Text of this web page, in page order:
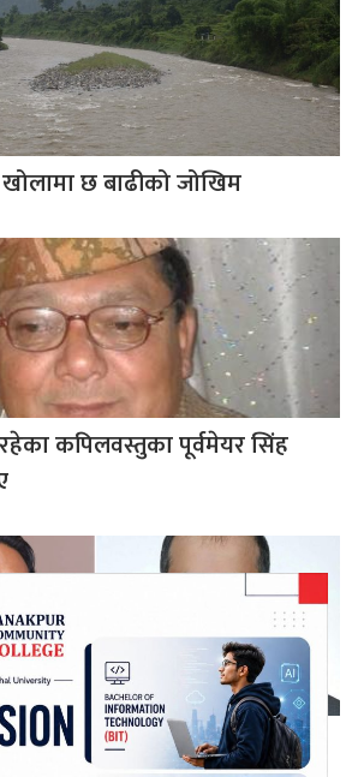
छ बाढीको जोखिम
कपिलवस्तुका पूर्वमेयर सिंह
ल्याउन भूमिका खेलेका श्रीरामले